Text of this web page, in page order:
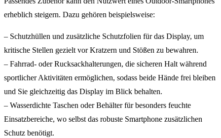
erheblich steigern. Dazu gehören beispielsweise:
– Schutzhüllen und zusätzliche Schutzfolien für das Display, um
kritische Stellen gezielt vor Kratzern und Stößen zu bewahren.
– Fahrrad- oder Rucksackhalterungen, die sicheren Halt während
sportlicher Aktivitäten ermöglichen, sodass beide Hände frei bleiben
und Sie gleichzeitig das Display im Blick behalten.
– Wasserdichte Taschen oder Behälter für besonders feuchte
Einsatzbereiche, wo selbst das robuste Smartphone zusätzlichen
Schutz benötigt.